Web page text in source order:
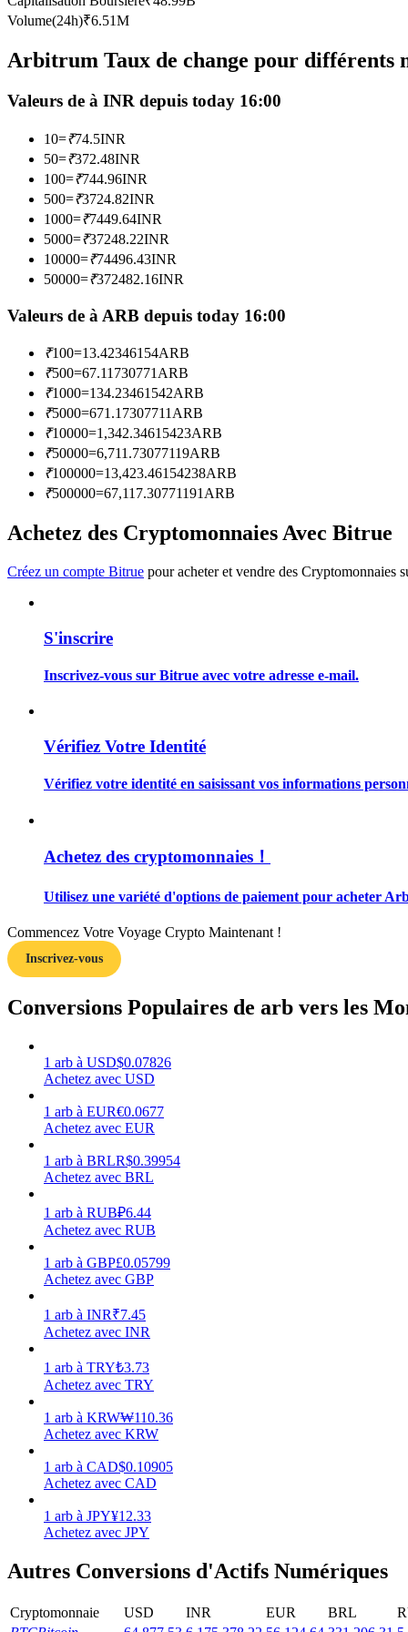
Futures utilisant l'USDC comme garantie
Copie de Trading
Rejoignez les meilleurs traders
Devenez un trader de copie
Profitez du partage des bénéfices et des commissions de copy
Information
Analyse de mégadonnées, y compris des informations
Guide
Stratégies de trading
Apprenez à rester rentable
Gagner
Gagnez quotidiennement des récompenses compétitives
Volume(24h)₹6.51M
Arbitrum Taux de change pour différents
Valeurs de à INR depuis today 16:00
10=₹74.5INR
50=₹372.48INR
100=₹744.96INR
500=₹3724.82INR
1000=₹7449.64INR
5000=₹37248.22INR
10000=₹74496.43INR
50000=₹372482.16INR
Valeurs de à ARB depuis today 16:00
₹100=13.42346154ARB
₹500=67.11730771 ARB
₹1000=134.23461542ARB
₹5000=671.17307711 ARB
₹10000=1,342.34615423ARB
₹50000=6,711.73077119ARB
₹100000=13,423.46154238ARB
₹500000=67,117.30771191 ARB
Achetez des Cryptomonnaies Avec Bitrue
Créez un compte Bitrue pour acheter et vendre des Cryptomonnaies
S'inscrire
Inscrivez-vous sur Bitrue avec votre adresse e-mail.
Vérifiez Votre Identité
Vérifiez votre identité en saisissant vos informations
Achetez des cryptomonnaies！
Utilisez une variété d'options de paiement pour acheter
Commencez Votre Voyage Crypto Maintenant !
Inscrivez-vous
Conversions Populaires de arb vers les
1 arb à USD$0.07826
Achetez avec USD
1 arb à EUR€0.0677
Achetez avec EUR
1 arb à BRLR$0.39954
Achetez avec BRL
1 arb à RUB₽6.44
Achetez avec RUB
1 arb à GBP£0.05799
Achetez avec GBP
1 arb à INR₹7.45
Achetez avec INR
1 arb à TRY₺3.73
Achetez avec TRY
1 arb à KRW₩110.36
Achetez avec KRW
1 arb à CAD$0.10905
Achetez avec CAD
1 arb à JPY¥12.33
Achetez avec JPY
Autres Conversions d'Actifs Numériques
Cryptomonnaie USD INR EUR BRL